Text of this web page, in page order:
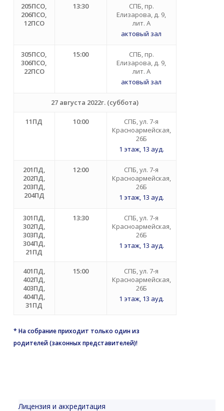
205ПСО,
206ПСО,
12ПСО
13:30
СПБ, пр.
Елизарова, д. 9,
лит. А
актовый зал
305ПСО,
306ПСО,
22ПСО
15:00
СПБ, пр.
Елизарова, д. 9,
лит. А
актовый зал
27 августа 2022г. (суббота)
11ПД 10:00
СПБ, ул. 7-я
Красноармейская,
26Б
1 этаж, 13 ауд.
201ПД,
202ПД,
203ПД,
204ПД
12:00
СПБ, ул. 7-я
Красноармейская,
26Б
1 этаж, 13 ауд.
301ПД,
302ПД,
303ПД,
304ПД,
21ПД
13:30
СПБ, ул. 7-я
Красноармейская,
26Б
1 этаж, 13 ауд.
401ПД,
402ПД,
403ПД,
404ПД,
31ПД
15:00
СПБ, ул. 7-я
Красноармейская,
26Б
1 этаж, 13 ауд.
* На собрание приходит только один из
родителей(законных представителей)!
Лицензия и аккредитация